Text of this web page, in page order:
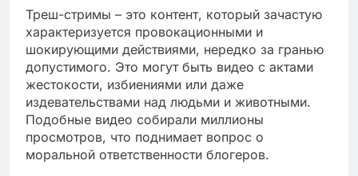
Треш-стримы – это контент, который зачастую
характеризуется провокационными и
шокирующими действиями, нередко за гранью
допустимого. Это могут быть видео с актами
жестокости, избиениями или даже
издевательствами над людьми и животными.
Подобные видео собирали миллионы
просмотров, что поднимает вопрос о
моральной ответственности блогеров.